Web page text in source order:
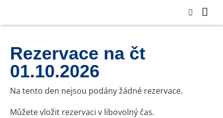
Rezervace na čt
01.10.2026
Na tento den nejsou podány žádné rezervace.
Můžete vložit rezervaci v libovolný čas.